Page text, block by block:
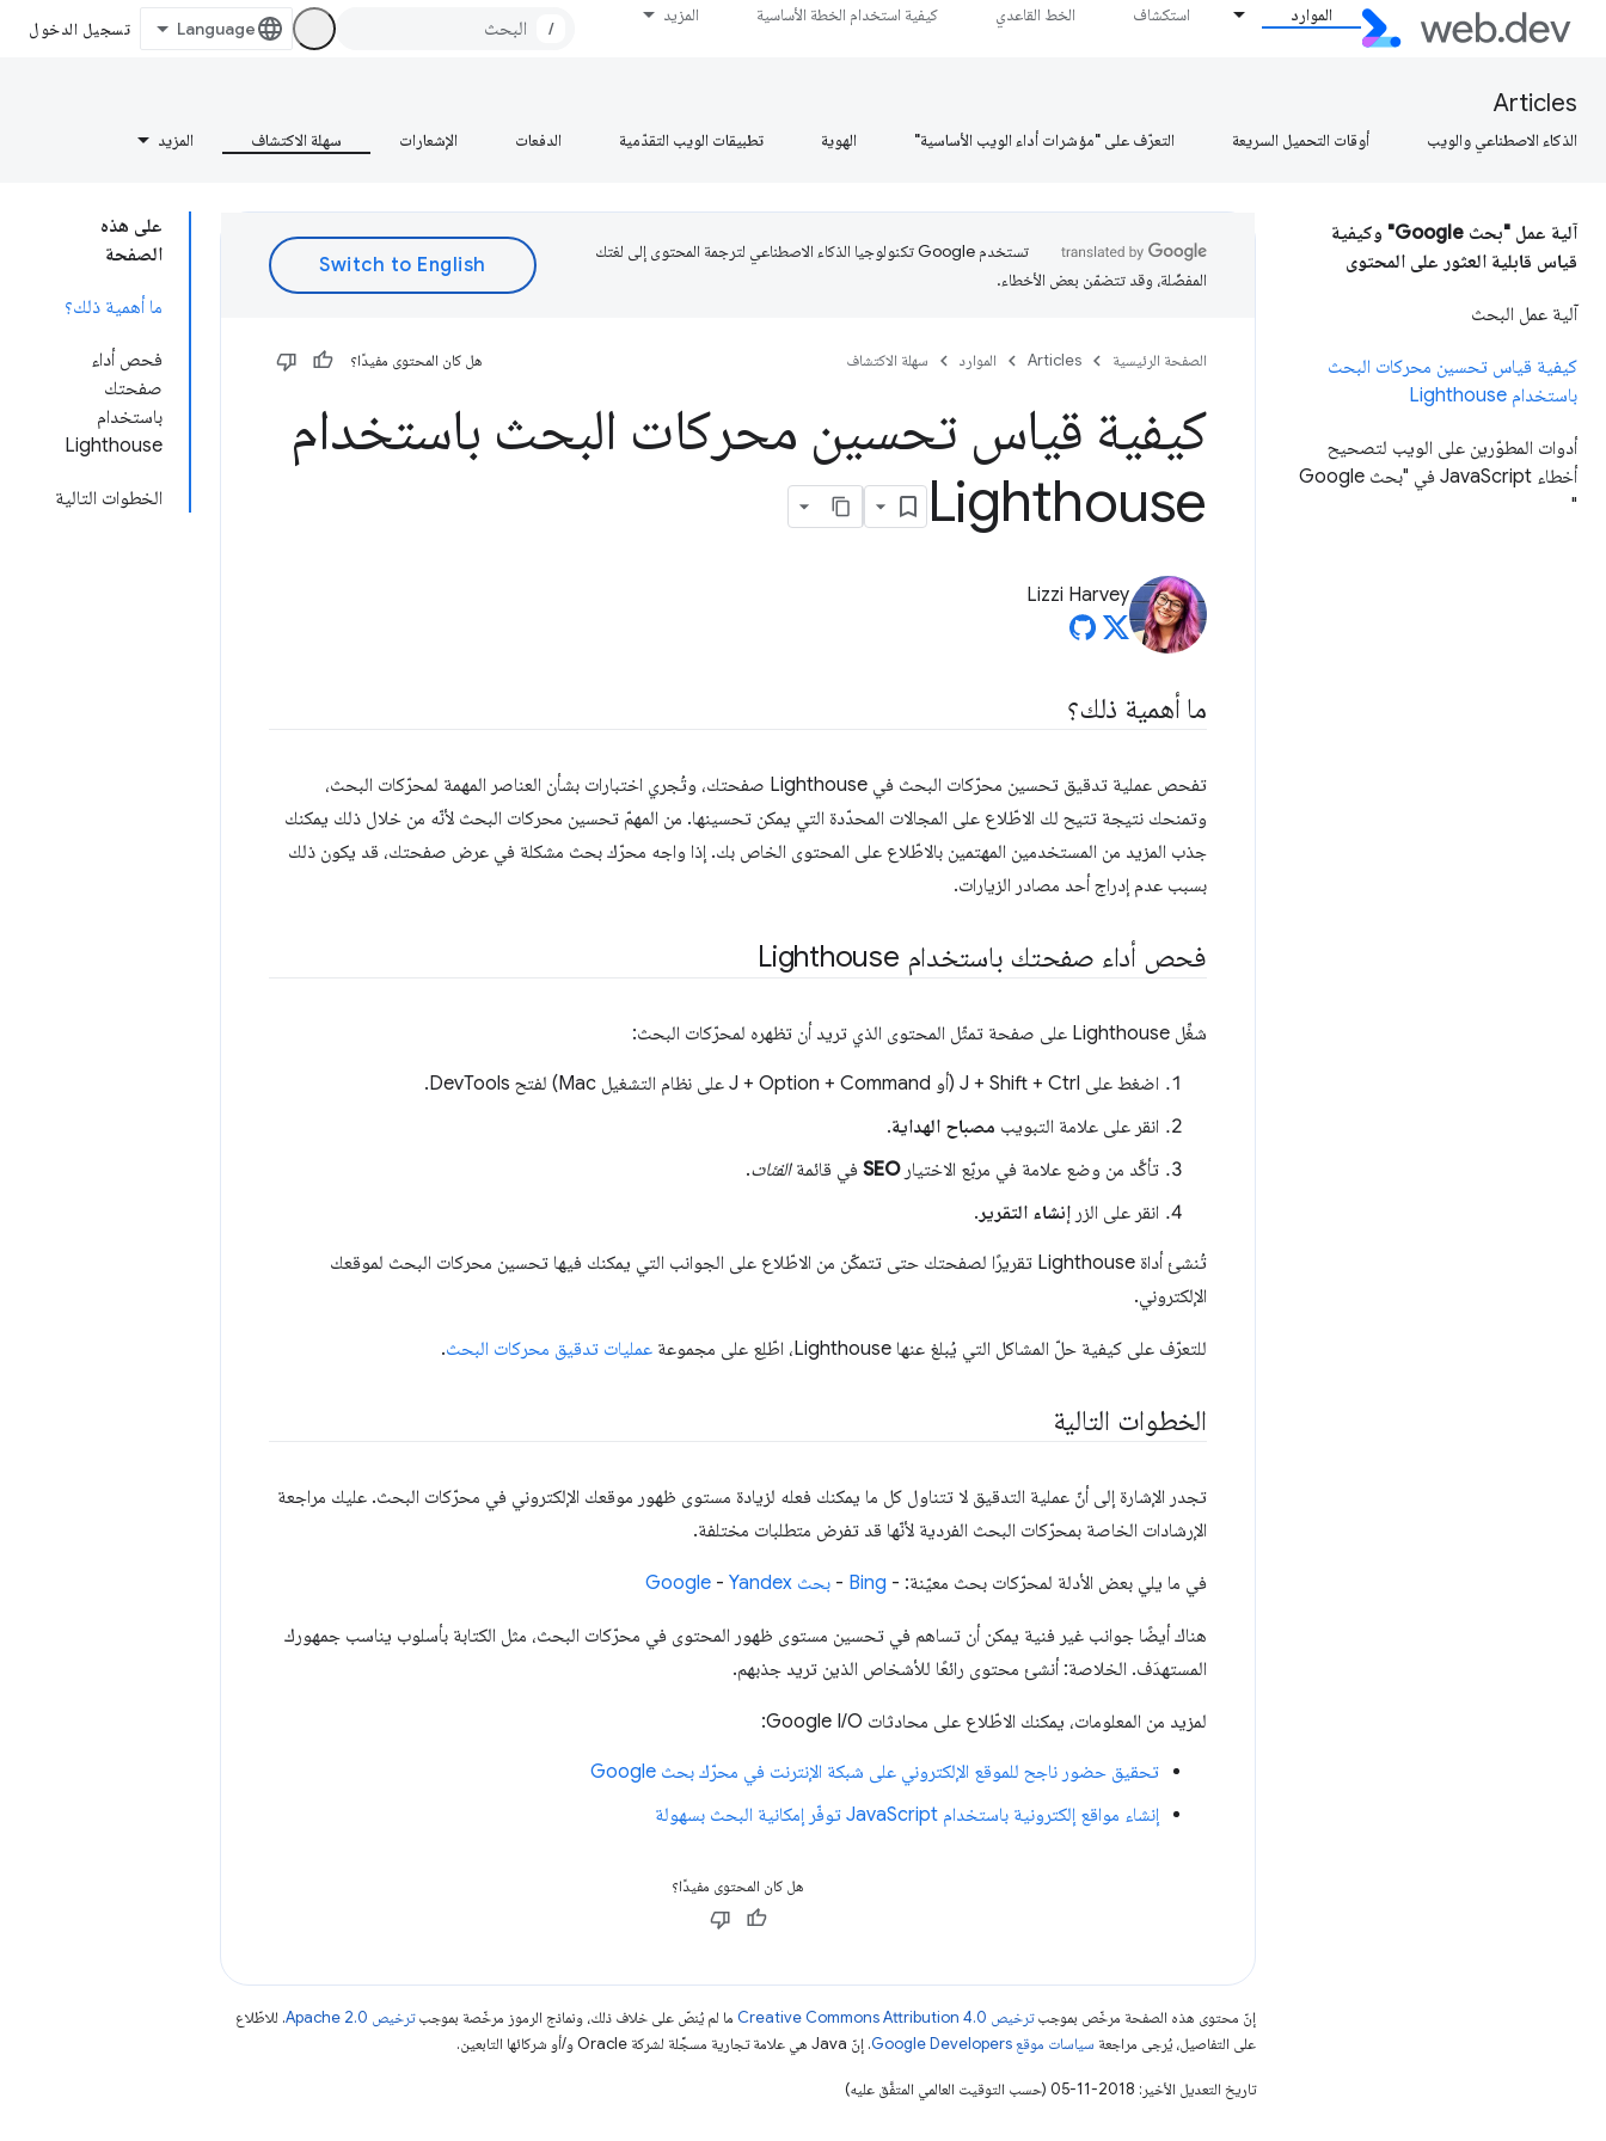
الموارد استكشاف الخط القاعدي كيفية استخدام الخطة الأساسية المزيد
/ تسجيل الدخول
Articles
الذكاء الاصطناعي والويب أوقات التحميل السريعة التعرّف على "مؤشرات أداء الويب الأساسية" الهوية تطبيقات الويب التقدّمية الدفعات الإشعارات سهلة الاكتشاف المزيد
آلية عمل "بحث Google" وكيفية
قياس قابلية العثور على المحتوى
آلية عمل البحث
كيفية قياس تحسين محركات البحث
باستخدام Lighthouse
أدوات المطوّرين على الويب لتصحيح
أخطاء Java
Script في "بحث Google
"
على هذه
الصفحة
ما أهمية ذلك؟
فحص أداء
صفحتك
باستخدام
Lighthouse
الخطوات التالية
تستخدم Google تكنولوجيا الذكاء الاصطناعي لترجمة المحتوى إلى لغتك
المفضّلة، وقد تتضمّن بعض الأخطاء.
الصفحة الرئيسية Articles الموارد سهلة الاكتشاف هل كان المحتوى مفيدًا؟
كيفية قياس تحسين محركات البحث باستخدام
Lighthouse
Lizzi Harvey
ما أهمية ذلك؟
تفحص عملية تدقيق تحسين محرّكات البحث في Lighthouse صفحتك، وتُجري اختبارات بشأن العناصر المهمة لمحرّكات البحث،
وتمنحك نتيجة تتيح لك الاطّلاع على المجالات المحدّدة التي يمكن تحسينها. من المهمّ تحسين محركات البحث لأنّه من خلال ذلك يمكنك
جذب المزيد من المستخدمين المهتمين بالاطّلاع على المحتوى الخاص بك. إذا واجه محرّك بحث مشكلة في عرض صفحتك، قد يكون ذلك
بسبب عدم إدراج أحد مصادر الزيارات.
فحص أداء صفحتك باستخدام Lighthouse
شغِّل Lighthouse على صفحة تمثّل المحتوى الذي تريد أن تظهره لمحرّكات البحث:
اضغط على Ctrl ‏+ Shift ‏+ J (أو Command ‏+ Option ‏+ J على نظام التشغيل Mac) لفتح DevTools.
انقر على علامة التبويب مصباح الهداية.
تأكَّد من وضع علامة في مربّع الاختيارSEO في قائمةالفئات.
انقر على الزر إنشاء التقرير .
تُنشئ أداة Lighthouse تقريرًا لصفحتك حتى تتمكّن من الاطّلاع على الجوانب التي يمكنك فيها تحسين محركات البحث لموقعك
الإلكتروني.
للتعرّف على كيفية حلّ المشاكل التي يُبلغ عنها Lighthouse، اطّلِع على مجموعة عمليات تدقيق محركات البحث.
الخطوات التالية
تجدر الإشارة إلى أنّ عملية التدقيق لا تتناول كل ما يمكنك فعله لزيادة مستوى ظهور موقعك الإلكتروني في محرّكات البحث. عليك مراجعة
الإرشادات الخاصة بمحرّكات البحث الفردية لأنّها قد تفرض متطلبات مختلفة.
في ما يلي بعض الأدلة لمحرّكات بحث معيّنة: - Bing
- بحث Google - Yandex
هناك أيضًا جوانب غير فنية يمكن أن تساهم في تحسين مستوى ظهور المحتوى في محرّكات البحث، مثل الكتابة بأسلوب يناسب جمهورك
المستهدَف. الخلاصة: أنشئ محتوى رائعًا للأشخاص الذين تريد جذبهم.
لمزيد من المعلومات، يمكنك الاطّلاع على محادثات Google I/O:
تحقيق حضور ناجح للموقع الإلكتروني على شبكة الإنترنت في محرّك بحث Google
إنشاء مواقع إلكترونية باستخدام JavaScript توفّر إمكانية البحث بسهولة
هل كان المحتوى مفيدًا؟
إنّ محتوى هذه الصفحة مرخّص بموجبترخيص Creative Commons Attribution 4.0‏ ما لم يُنصّ على خلاف ذلك، ونماذج الرموز مرخّصة بموجبترخيص Apache 2.0‏
. للاطّلاع
على التفاصيل، يُرجى مراجعة سياسات موقع Google Developers‏ . إنّ Java هي علامة تجارية مسجَّلة لشركة Oracle و/أو شركائها التابعين.
تاريخ التعديل الأخير: 2018-11-05 (حسب التوقيت العالمي المتفَّق عليه)